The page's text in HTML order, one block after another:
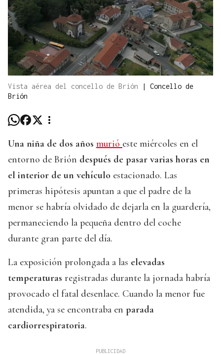
Vista aérea del concello de Brión | Concello de
Brión
Una niña de dos años murió este miércoles en el
entorno de Brión después de pasar varias horas en
el interior de un vehículo estacionado. Las
primeras hipótesis apuntan a que el padre de la
menor se habría olvidado de dejarla en la guardería,
permaneciendo la pequeña dentro del coche
durante gran parte del día.
La exposición prolongada a las elevadas
temperaturas registradas durante la jornada habría
provocado el fatal desenlace. Cuando la menor fue
atendida, ya se encontraba en parada
cardiorrespiratoria.